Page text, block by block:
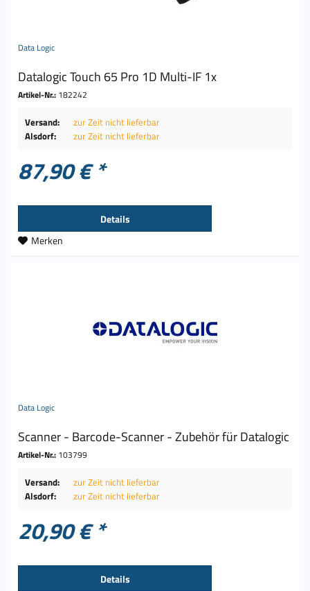
Data Logic
Datalogic Touch 65 Pro 1D Multi-IF 1x
Artikel-Nr.: 182242
Versand:
zur Zeit nicht lieferbar
Alsdorf:
zur Zeit nicht lieferbar
87,90 € *
Details
Merken
Data Logic
Scanner - Barcode-Scanner - Zubehör für Datalogic
Artikel-Nr.: 103799
Versand:
zur Zeit nicht lieferbar
Alsdorf:
zur Zeit nicht lieferbar
20,90 € *
Details